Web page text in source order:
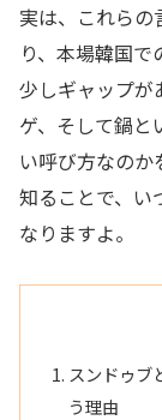
実は、これらの
り、本場韓国
少しギャップが
ゲ、そして鍋と
い呼び方なのか
知ることで、い
なりますよ。
スンドゥブ
う理由